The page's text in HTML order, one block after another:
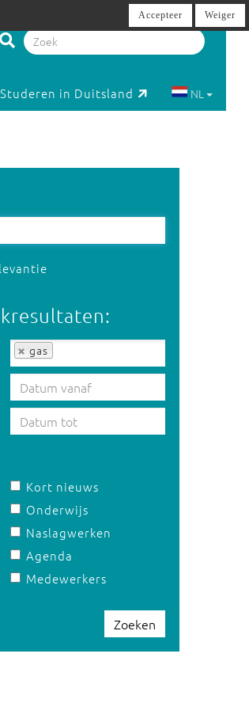
Studeren in Duitsland NL
gas
Op tag:
Kort nieuws
Onderwijs
Naslagwerken
Agenda
Medewerkers
Zoeken
Accepteer Weiger